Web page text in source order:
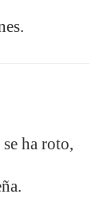
ha roto,